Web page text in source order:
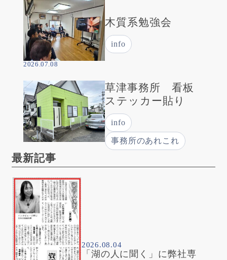
木質系勉強会
info
2026.07.08
草津事務所 看板
ステッカー貼り
info
事務所のあれこれ
最新記事
2026.08.04
「湖の人に聞く」に弊社専